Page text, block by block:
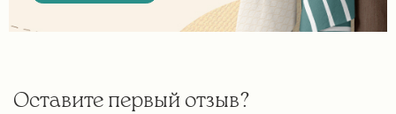
Оставите первый отзыв?